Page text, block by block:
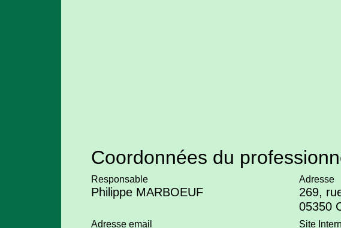
Coordonnées du
Responsable
Philippe MARBOEUF
Adresse
269,
05350
Adresse email Site